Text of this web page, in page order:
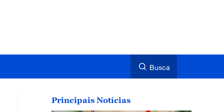
Busca
Principais Notícias